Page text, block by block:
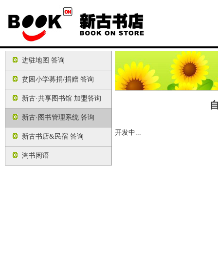
进驻地图 答询
贫困小学募捐/捐赠 答询
新古·共享图书馆 加盟答询
新古·图书管理系统 答询
新古书店&民宿 答询
淘书闲语
开发中...